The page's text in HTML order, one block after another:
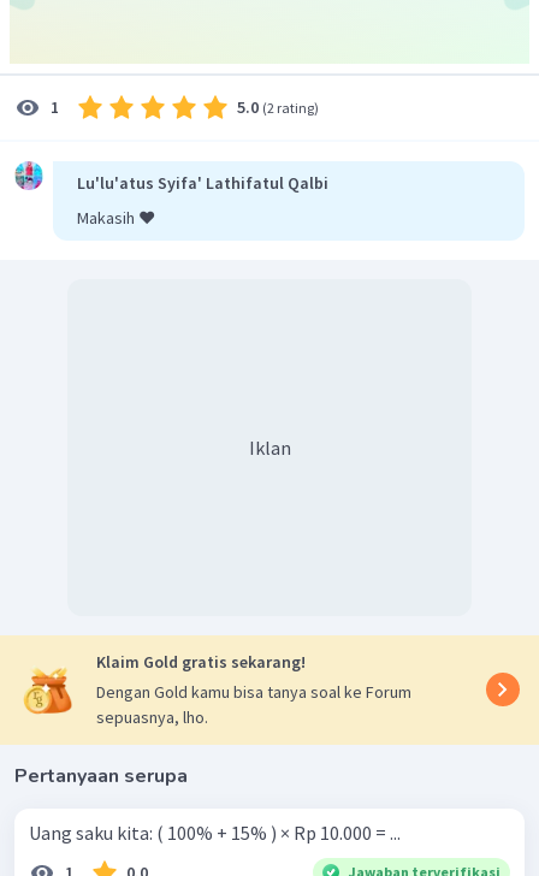
1 5.0 (2 rating)
Lu'lu'atus Syifa' Lathifatul Qalbi
Makasih ❤️
Iklan
Klaim Gold gratis sekarang!
Dengan Gold kamu bisa tanya soal ke Forum
sepuasnya, lho.
Pertanyaan serupa
Uang saku kita: ( 100% + 15% ) × Rp 10.000 = ...
Jawaban terverifikasi